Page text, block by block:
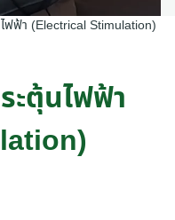
ฟฟ้า (Electrical Stimulation)
ะตุ้นไฟฟ้า